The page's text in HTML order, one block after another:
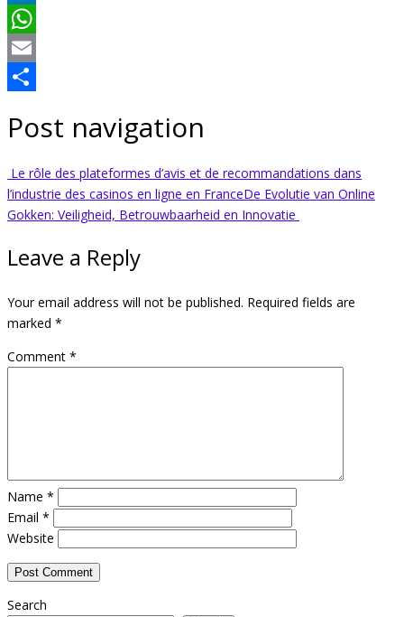
LinkedIn
WhatsApp
Email
Post navigation
Le rôle des plateformes d’avis et de recommandations dans
l’industrie des casinos en ligne en FranceDe Evolutie van Online
Gokken: Veiligheid, Betrouwbaarheid en Innovatie
Leave a Reply
Your email address will not be published. Required fields are
marked *
Comment *
Name *
Email *
Website
Search